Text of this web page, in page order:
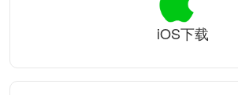
iOS下载